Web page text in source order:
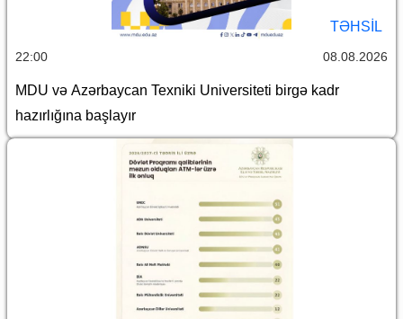
TƏHSIL
22:00 08.08.2026
MDU və Azərbaycan Texniki Universiteti birgə kadr
hazırlığına başlayır